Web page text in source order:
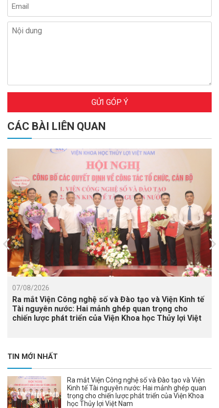
GỬI GÓP Ý
CÁC BÀI LIÊN QUAN
07/08/2026
Ra mắt Viện Công nghệ số và Đào tạo và Viện Kinh tế
Tài nguyên nước: Hai mảnh ghép quan trọng cho
chiến lược phát triển của Viện Khoa học Thủy lợi Việt
TIN MỚI NHẤT
Ra mắt Viện Công nghệ số và Đào tạo và Viện
Kinh tế Tài nguyên nước: Hai mảnh ghép quan
trọng cho chiến lược phát triển của Viện Khoa
học Thủy lợi Việt Nam